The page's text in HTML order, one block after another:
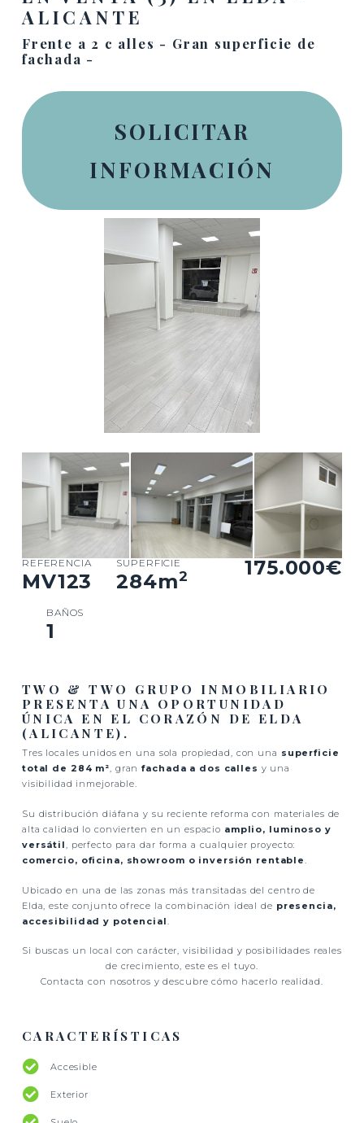
ALICANTE
Frente a 2 c alles - Gran superficie de
fachada -
SOLICITAR
INFORMACIÓN
175.000€
REFERENCIA
MV123
SUPERFICIE
284m2
BAÑOS
1
TWO & TWO GRUPO INMOBILIARIO
PRESENTA UNA OPORTUNIDAD
ÚNICA EN EL CORAZÓN DE ELDA
(ALICANTE).
Tres locales unidos en una sola propiedad, con una superficie
total de 284 m², granfachada a dos calles y una
visibilidad inmejorable.
Su distribución diáfana y su reciente reforma con materiales de
alta calidad lo convierten en un espacio amplio, luminoso y
versátil, perfecto para dar forma a cualquier proyecto:
comercio, oficina, showroom o inversión rentable.
Ubicado en una de las zonas más transitadas del centro de
Elda, este conjunto ofrece la combinación ideal de presencia,
accesibilidad y potencial
Si buscas un local con carácter, visibilidad y posibilidades reales
de crecimiento, este es el tuyo.
Contacta con nosotros y descubre cómo hacerlo realidad.
CARACTERÍSTICAS
Accesible
Exterior